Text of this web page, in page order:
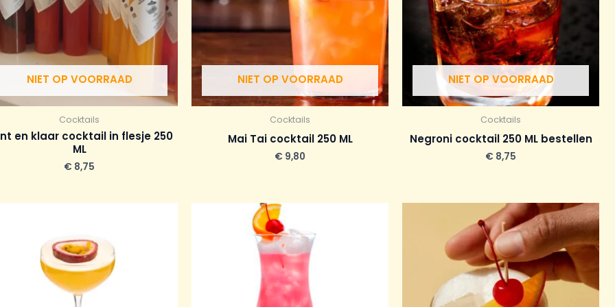
NIET OP VOORRAAD
Cocktails
en klaar cocktail in flesje 250
ML
€ 8,75
NIET OP VOORRAAD
Cocktails
Mai Tai cocktail 250 ML
€ 9,80
NIET OP VOORRAAD
Cocktails
Negroni cocktail 250 ML bestellen
€ 8,75